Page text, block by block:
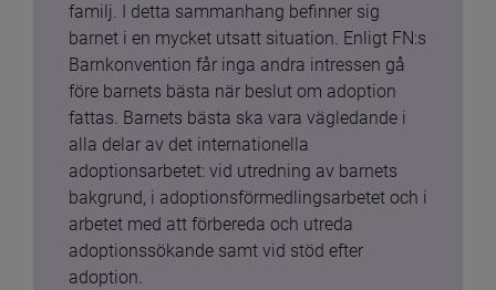
familj. I detta sammanhang befinner sig
barnet i en mycket utsatt situation. Enligt FN:s
Barnkonvention får inga andra intressen gå
före barnets bästa när beslut om adoption
fattas. Barnets bästa ska vara vägledande i
alla delar av det internationella
adoptionsarbetet: vid utredning av barnets
bakgrund, i adoptionsförmedlingsarbetet och i
arbetet med att förbereda och utreda
adoptionssökande samt vid stöd efter
adoption.